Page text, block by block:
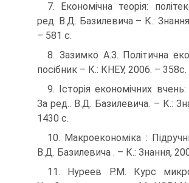
7. Економічна теорія:
ред. В.Д. Базилевича – К.:
– 581 с.
8. Зазимко А.З. Політична
посібник – К.: КНЕУ, 2006. – 358с.
9. Історія економічних
За ред.. В.Д. Базилевича. – К.:
1430 с.
10. Макроекономіка :
В.Д. Базилевича . – К.: Знання,
11. Нуреев Р.М. Курс